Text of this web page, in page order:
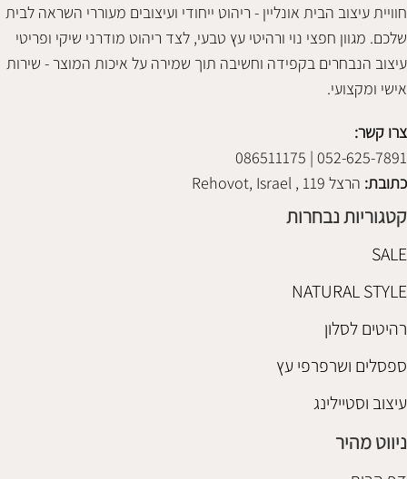
חוויית עיצוב הבית אונליין - ריהוט ייחודי ועיצובים מעוררי השראה לבית
שלכם. מגוון חפצי נוי ורהיטי עץ טבעי, לצד ריהוט מודרני שיקי ופריטי
עיצוב הנבחרים בקפידה וחשיבה תוך שמירה על איכות המוצר - שירות
אישי ומקצועי.
צרו קשר:
052-625-7891 | 086511175
כתובת: הרצל 119 , Rehovot, Israel
קטגוריות נבחרות
SALE
NATURAL STYLE
רהיטים לסלון
ספסלים ושרפרפי עץ
עיצוב וסטיילינג
ניווט מהיר